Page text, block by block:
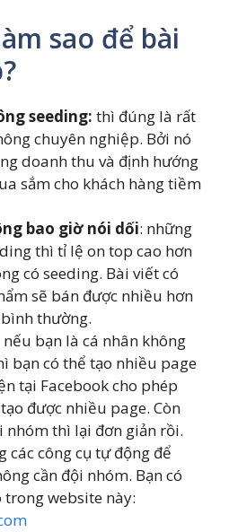
sao để bài
seeding: thì đúng là rất
chuyên nghiệp. Bởi nó
doanh thu và định hướng
sắm cho khách hàng tiềm
bao giờ nói dối: những
thì tỉ lệ on top cao hơn
có seeding. Bài viết có
sẽ bán được nhiều hơn
thường.
nếu bạn là cá nhân không
bạn có thể tạo nhiều page
tại Facebook cho phép
được nhiều page. Còn
nhóm thì lại đơn giản rồi.
các công cụ tự động để
cần đội nhóm. Bạn có
website này: